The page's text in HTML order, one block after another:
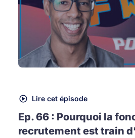
Lire cet épisode
Ep. 66 : Pourquoi la
recrutement est train